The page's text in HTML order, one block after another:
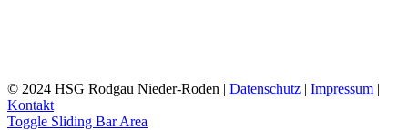
© 2024 HSG Rodgau Nieder-Roden | Datenschutz | Impressum |
Kontakt
Toggle Sliding Bar Area